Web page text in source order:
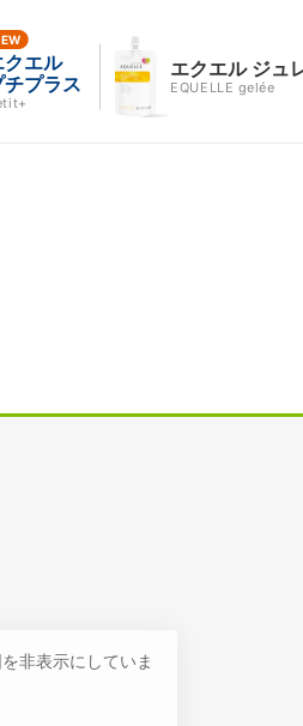
クエル
チプラス
エクエル ジュ
EQUELLE gelée
非表示にしていま